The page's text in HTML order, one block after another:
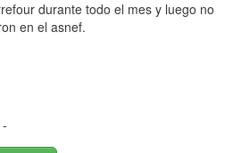
durante todo el mes y luego no
en el asnef.
-